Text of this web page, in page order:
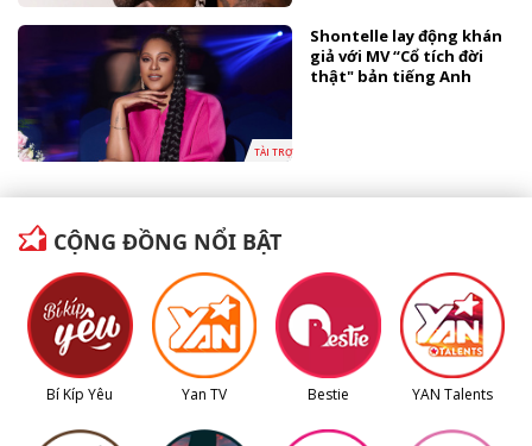
TÀI TRỢ
Shontelle lay động khán
giả với MV “Cổ tích đời
thật" bản tiếng Anh
CỘNG ĐỒNG NỔI BẬT
Bí Kíp Yêu Yan TV Bestie YAN Talents